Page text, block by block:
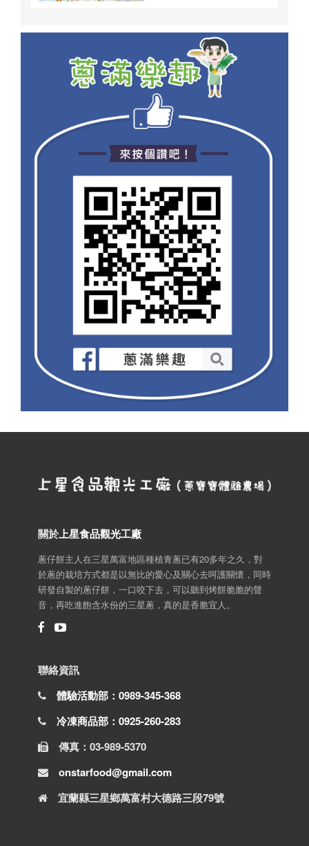
關於上星食品觀光工廠
蔥仔餅主人在三星萬富地區種植青蔥已有20多年之久，對
於蔥的栽培方式都是以無比的愛心及關心去呵護關懷，同時
研發自製的蔥仔餅，一口咬下去，可以聽到烤餅脆脆的聲
音，再吃進飽含水份的三星蔥，真的是香脆宜人。
聯絡資訊
體驗活動部：0989-345-368
冷凍商品部：0925-260-283
傳真：03-989-5370
onstarfood@gmail.com
宜蘭縣三星鄉萬富村大德路三段79號